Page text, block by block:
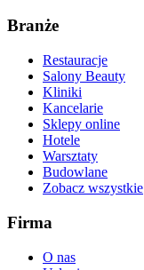
Branże
Restauracje
Salony Beauty
Kliniki
Kancelarie
Sklepy online
Hotele
Warsztaty
Budowlane
Zobacz wszystkie
Firma
O nas